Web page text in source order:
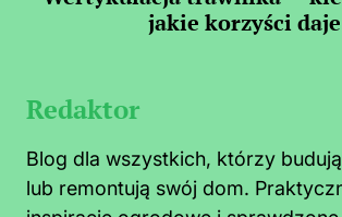
jakie korzyści daje
Redaktor
Blog dla wszystkich, którzy
lub remontują swój dom.